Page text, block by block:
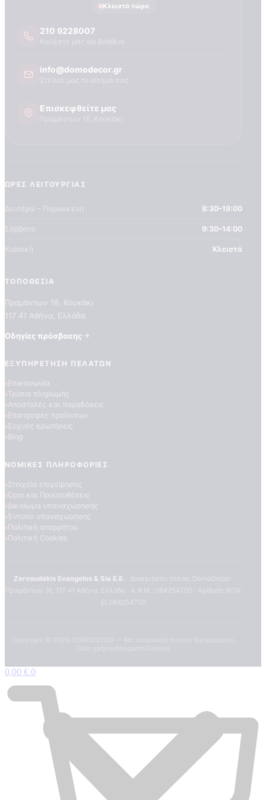
ΕΠΕΞΗΓΗΣΗ ΣΥΜΒΟΛΩΝ
Κλειστά τώρα
210 9228007
info@domodecor.gr
Επισκεφθείτε μας
ΏΡΕΣ ΛΕΙΤΟΥΡΓΊΑΣ
Δευτέρα – Παρασκευή 8:30–19:00
Σάββατο 9:30–14:00
Κυριακή Κλειστά
ΤΟΠΟΘΕΣΊΑ
Πραμάντων 16, Κουκάκι
117 41 Αθήνα, Ελλάδα
Οδηγίες πρόσβασης
ΕΞΥΠΗΡΈΤΗΣΗ ΠΕΛΑΤΏΝ
Επικοινωνία
Τρόποι πληρωμής
Αποστολές και παραδόσεις
Επιστροφές προϊόντων
Συχνές ερωτήσεις
Blog
ΝΟΜΙΚΈΣ ΠΛΗΡΟΦΟΡΊΕΣ
Στοιχεία επιχείρησης
Όροι και Προϋποθέσεις
Δικαίωμα υπαναχώρησης
Έντυπο υπαναχώρησης
Πολιτική απορρήτου
Πολιτική Cookies
Zervoudakis Evangelos & Sia E.E.
0,00 € 0